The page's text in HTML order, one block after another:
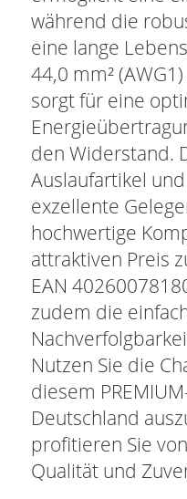
während die
eine lange
44,0 mm²
sorgt für eine
den Widerstand.
Auslaufartikel
exzellente
hochwertige
attraktiven Preis
EAN
zudem die
Nutzen Sie die
diesem
Deutschland
profitieren Sie
Qualität und